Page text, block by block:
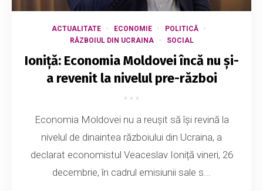
ACTUALITATE ECONOMIE
POLITICĂ
RĂZBOIUL DIN UCRAINA
SOCIAL
Ioniţă: Economia Moldovei încă nu și-
a revenit la nivelul pre-război
Economia Moldovei nu a reușit să își revină la
nivelul de dinaintea războiului din Ucraina, a
declarat economistul Veaceslav Ioniță vineri, 26
decembrie, în cadrul emisiunii sale s...